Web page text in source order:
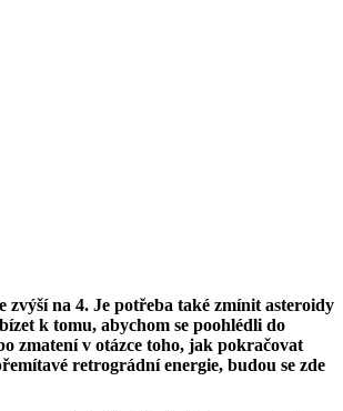
na 4. Je potřeba také zmínit asteroidy
k tomu, abychom se poohlédli do
zmatení v otázce toho, jak pokračovat
retrográdní energie, budou se zde